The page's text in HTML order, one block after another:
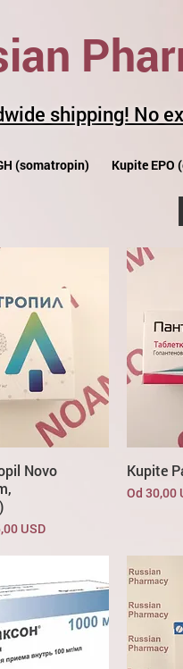
shipping! No
(somatropin) Kupite EPO
Novo
USD
Kupite
Od 30,00
Cijena s